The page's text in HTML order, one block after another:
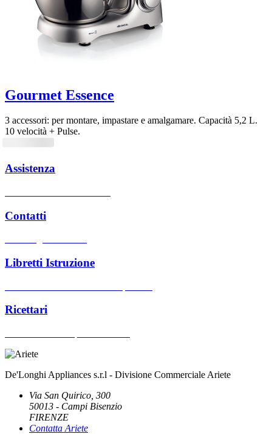
Gourmet Essence
3 accessori: per montare, impastare e amalgamare. Capacità 5,2 L.
10 velocità + Pulse.
Assistenza
Contatti
Libretti Istruzione
Ricettari
De'Longhi Appliances s.r.l - Divisione Commerciale Ariete
Via San Quirico, 300
50013 - Campi Bisenzio
FIRENZE
Contatta Ariete